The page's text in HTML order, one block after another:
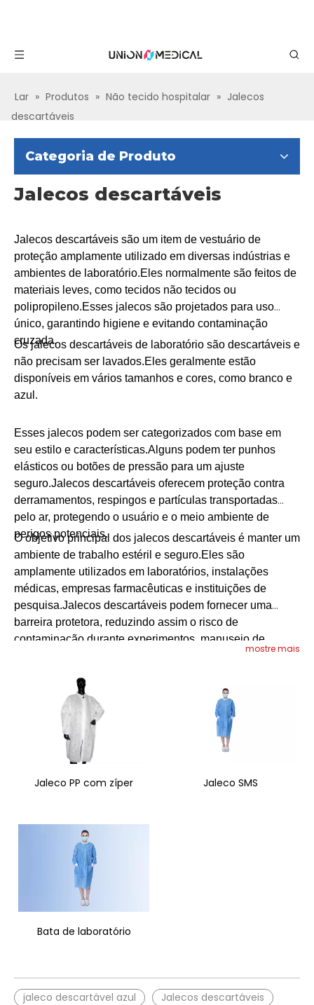
Lar » Produtos » Não tecido hospitalar » Jalecos
descartáveis
Categoria de Produto
Jalecos descartáveis
Jalecos descartáveis ​​são um item de vestuário de
proteção amplamente utilizado em diversas indústrias e
ambientes de laboratório.Eles normalmente são feitos de
materiais leves, como tecidos não tecidos ou
polipropileno.Esses jalecos são projetados para uso
único, garantindo higiene e evitando contaminação
cruzada.
Os jalecos descartáveis ​​de laboratório são descartáveis ​​e
não precisam ser lavados.Eles geralmente estão
disponíveis em vários tamanhos e cores, como branco e
azul.
Esses jalecos podem ser categorizados com base em
seu estilo e características.Alguns podem ter punhos
elásticos ou botões de pressão para um ajuste
seguro.Jalecos descartáveis ​​oferecem proteção contra
derramamentos, respingos e partículas transportadas
pelo ar, protegendo o usuário e o meio ambiente de
perigos potenciais.
O objetivo principal dos jalecos descartáveis ​​é manter um
ambiente de trabalho estéril e seguro.Eles são
amplamente utilizados em laboratórios, instalações
médicas, empresas farmacêuticas e instituições de
pesquisa.Jalecos descartáveis ​​podem fornecer uma
barreira protetora, reduzindo assim o risco de
contaminação durante experimentos, manuseio de
substâncias perigosas e trabalho com materiais
mostre mais
Jaleco PP com zíper Jaleco SMS
Bata de laboratório
jaleco descartável azul
Jalecos descartáveis